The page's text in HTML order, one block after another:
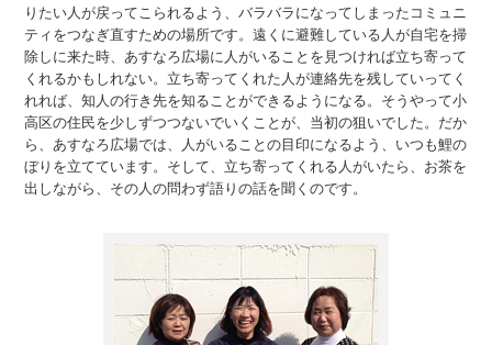
りたい人が戻ってこられるよう、バラバラになってしまったコミュニ
ティをつなぎ直すための場所です。遠くに避難している人が自宅を掃
除しに来た時、あすなろ広場に人がいることを見つければ立ち寄って
くれるかもしれない。立ち寄ってくれた人が連絡先を残していってく
れれば、知人の行き先を知ることができるようになる。そうやって小
高区の住民を少しずつつないでいくことが、当初の狙いでした。だか
ら、あすなろ広場では、人がいることの目印になるよう、いつも鯉の
ぼりを立てています。そして、立ち寄ってくれる人がいたら、お茶を
出しながら、その人の問わず語りの話を聞くのです。